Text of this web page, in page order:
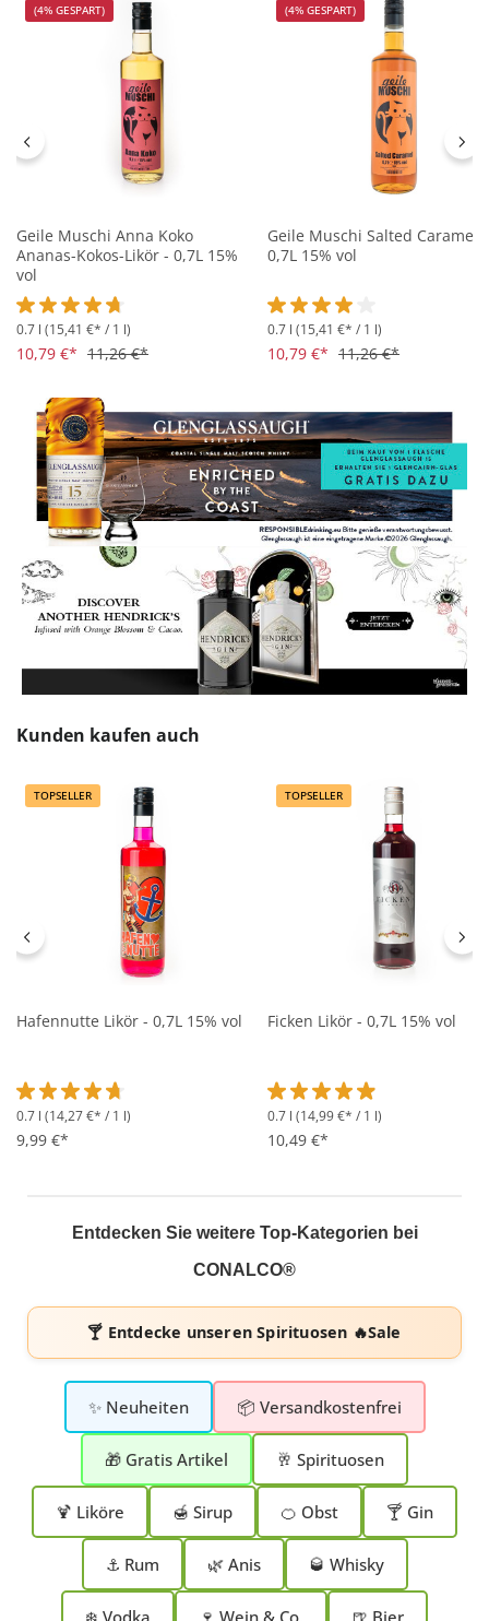
(4% GESPART)
Geile Muschi Anna Koko
Ananas-Kokos-Likör - 0,7L 15%
vol
Durchschnittliche Bewertung von 4.6 von 5 Sternen
0.7 l (15,41 €* / 1 l)
10,79 €* 11,26 €*
(4% GESPART)
Geile Muschi Salted Caramel -
0,7L 15% vol
Durchschnittliche
0.7 l (15,41 €* / 1 l)
10,79 €* 11,26 €*
Produktgalerie überspringen
Kunden kaufen auch
TOPSELLER
Hafennutte Likör - 0,7L 15% vol
Durchschnittliche Bewertung von 4.6 von 5 Sternen
0.7 l (14,27 €* / 1 l)
9,99 €*
TOPSELLER
Ficken Likör - 0,7L 15% vol
Durchschnittliche
0.7 l (14,99 €* / 1 l)
10,49 €*
Entdecken Sie weitere Top-Kategorien bei
CONALCO®
🍸 Entdecke unserenSpirituosen 🔥Sale
✨ Neuheiten 📦 Versandkostenfrei
🎁 Gratis Artikel 🥂 Spirituosen
🍹 Liköre 🍯 Sirup 🍊 Obst 🍸 Gin
⚓ Rum 🌿 Anis 🥃 Whisky
❄️ Vodka 🍷 Wein & Co. 🍺 Bier